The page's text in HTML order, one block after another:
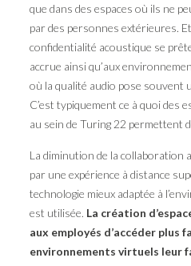
que dans des espaces où ils ne
par des personnes extérieures. Et
confidentialité acoustique se
accrue ainsi qu’aux
où la qualité audio pose souvent
C’est typiquement ce à quoi des
au sein de Turing 22 permettent
La diminution de la collaboration
par une expérience à distance
technologie mieux adaptée à
est utilisée. La création
aux employés d’accéder plus
environnements virtuels leur